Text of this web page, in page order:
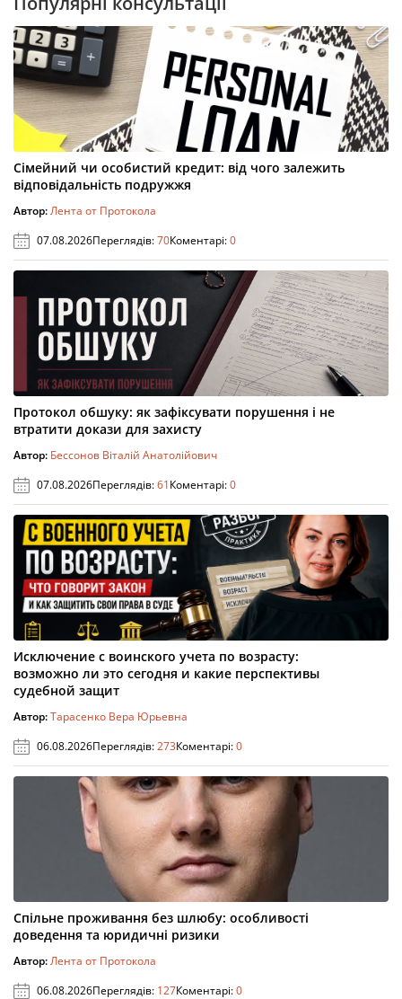
Сімейний чи особистий кредит: від чого залежить
відповідальність подружжя
Автор:Лента от Протокола
07.08.2026Переглядів:70Коментарі:0
Протокол обшуку: як зафіксувати порушення і не
втратити докази для захисту
Автор: Бессонов Віталій Анатолійович
07.08.2026Переглядів:61Коментарі:0
Исключение с воинского учета по возрасту:
возможно ли это сегодня и какие перспективы
судебной защит
Автор:Тарасенко Вера Юрьевна
06.08.2026Переглядів:273Коментарі:0
Спільне проживання без шлюбу: особливості
доведення та юридичні ризики
Автор:Лента от Протокола
06.08.2026Переглядів: 127Коментарі:0